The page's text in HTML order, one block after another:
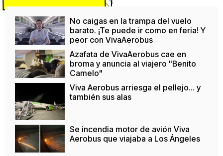
No caigas en la trampa del vuelo
barato. ¡Te puede ir como en feria! Y
peor con VivaAerobus
Azafata de VivaAerobus cae en
broma y anuncia al viajero "Benito
Camelo"
Viva Aerobus arriesga el pellejo... y
también sus alas
Se incendia motor de avión Viva
Aerobus que viajaba a Los Ángeles